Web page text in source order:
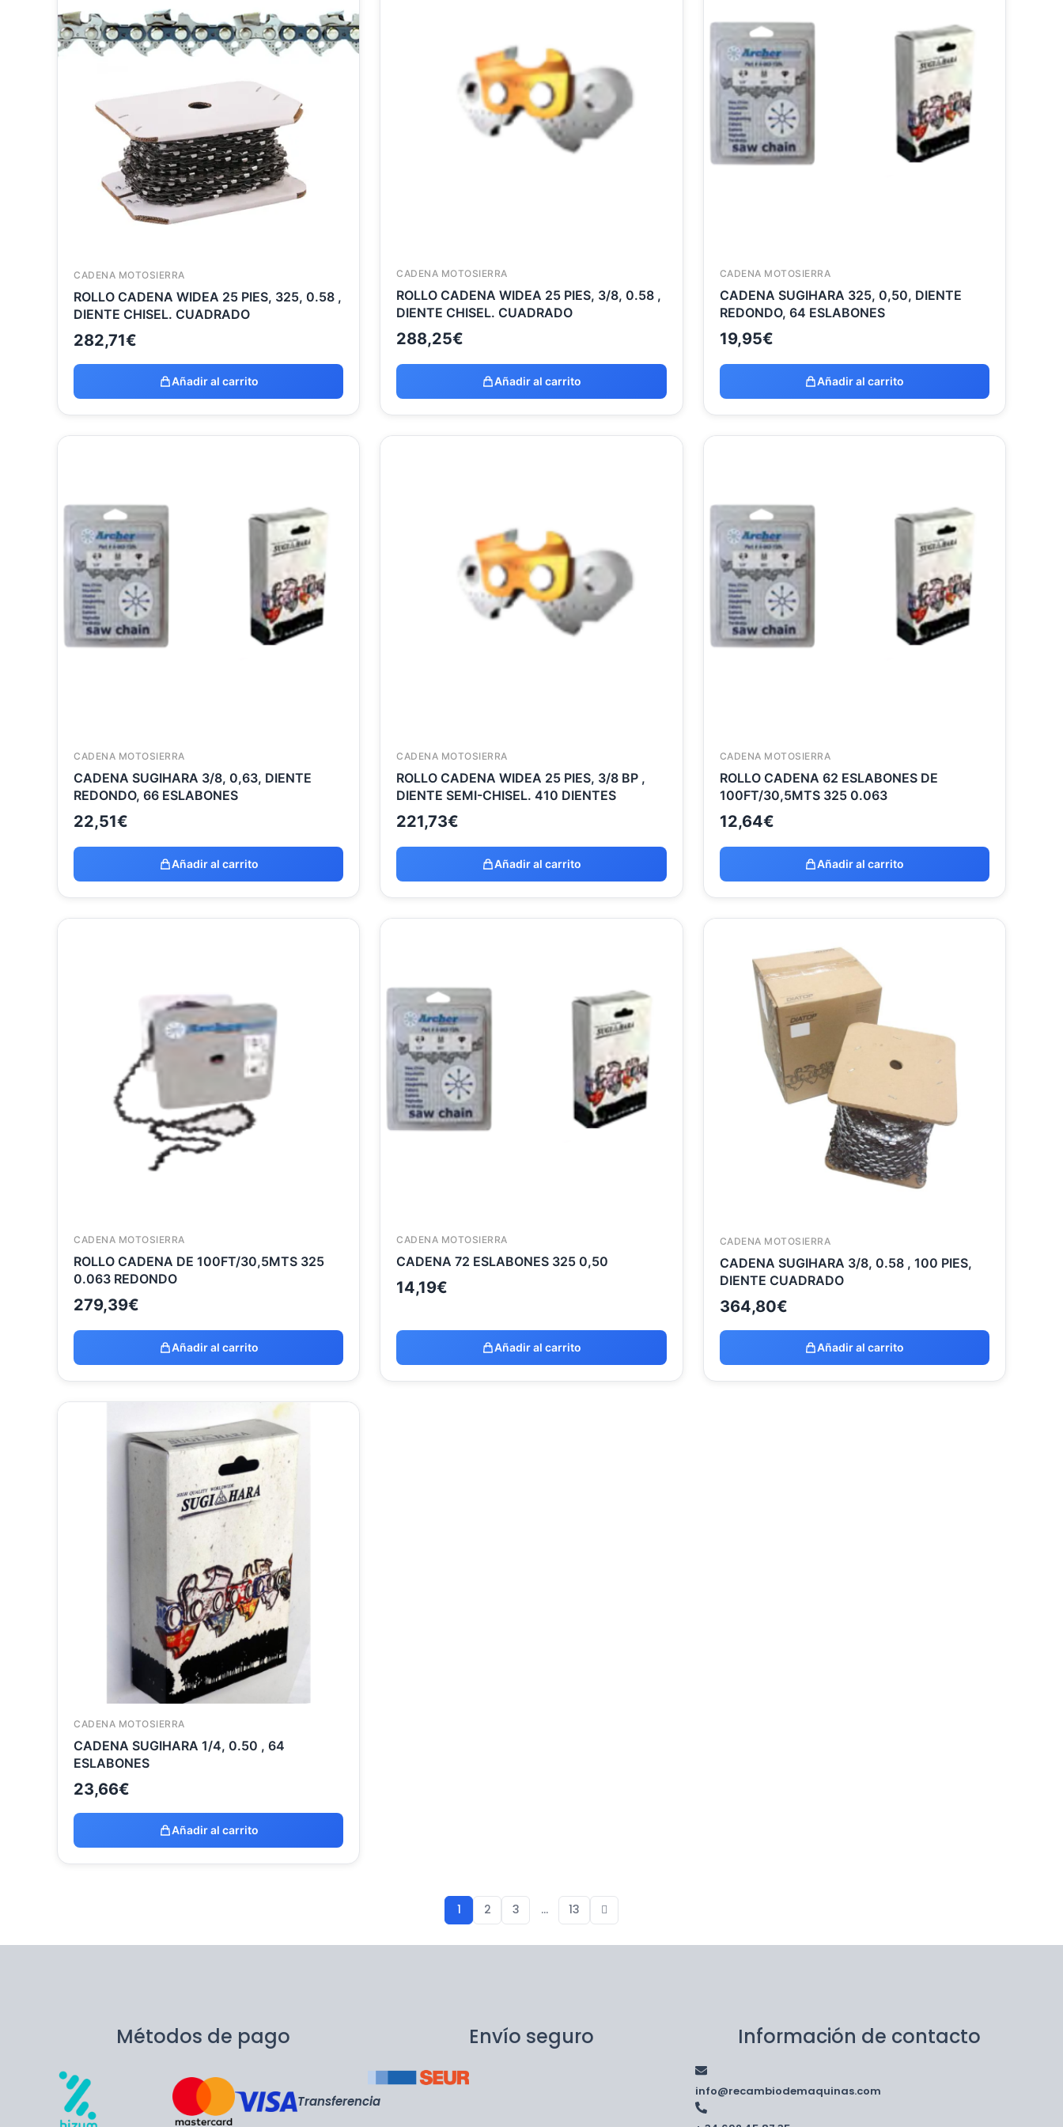
CADENA MOTOSIERRA
ROLLO CADENA WIDEA 25 PIES, 325, 0.58 ,
DIENTE CHISEL. CUADRADO
282,71€
Añadir al carrito
CADENA MOTOSIERRA
ROLLO CADENA WIDEA 25 PIES, 3/8, 0.58 ,
DIENTE CHISEL. CUADRADO
288,25€
Añadir al carrito
CADENA MOTOSIERRA
CADENA SUGIHARA 325, 0,50, DIENTE
REDONDO, 64 ESLABONES
19,95€
Añadir al carrito
CADENA MOTOSIERRA
CADENA SUGIHARA 3/8, 0,63, DIENTE
REDONDO, 66 ESLABONES
22,51€
Añadir al carrito
CADENA MOTOSIERRA
ROLLO CADENA WIDEA 25 PIES, 3/8 BP ,
DIENTE SEMI-CHISEL. 410 DIENTES
221,73€
Añadir al carrito
CADENA MOTOSIERRA
ROLLO CADENA 62 ESLABONES DE
100FT/30,5MTS 325 0.063
12,64€
Añadir al carrito
CADENA MOTOSIERRA
ROLLO CADENA DE 100FT/30,5MTS 325
0.063 REDONDO
279,39€
Añadir al carrito
CADENA MOTOSIERRA
CADENA 72 ESLABONES 325 0,50
14,19€
Añadir al carrito
CADENA MOTOSIERRA
CADENA SUGIHARA 3/8, 0.58 , 100 PIES,
DIENTE CUADRADO
364,80€
Añadir al carrito
CADENA MOTOSIERRA
CADENA SUGIHARA 1/4, 0.50 , 64
ESLABONES
23,66€
Añadir al carrito
1 2 3 … 13
Métodos de pago
Transferencia
Envío seguro Información de contacto
info@recambiodemaquinas.com